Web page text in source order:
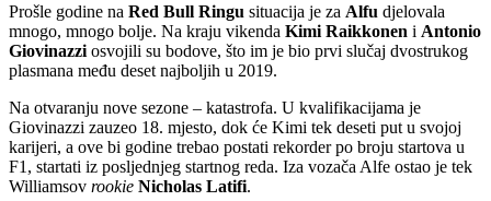
Prošle godine na Red Bull Ringu situacija je za Alfu djelovala
mnogo, mnogo bolje. Na kraju vikenda Kimi Raikkonen i Antonio
Giovinazzi osvojili su bodove, što im je bio prvi slučaj dvostrukog
plasmana među deset najboljih u 2019.
Na otvaranju nove sezone – katastrofa. U kvalifikacijama je
Giovinazzi zauzeo 18. mjesto, dok će Kimi tek deseti put u svojoj
karijeri, a ove bi godine trebao postati rekorder po broju startova u
F1, startati iz posljednjeg startnog reda. Iza vozača Alfe ostao je tek
Williamsov rookie Nicholas Latifi.